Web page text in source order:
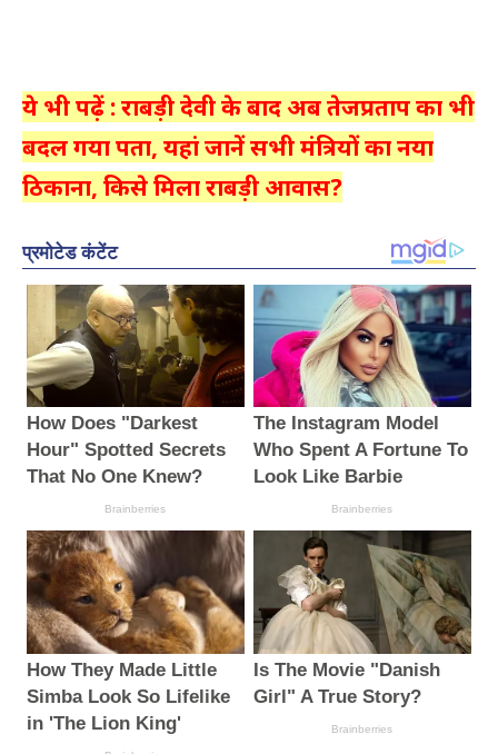
ये भी पढ़ें : राबड़ी देवी के बाद अब तेजप्रताप का भी
बदल गया पता, यहां जानें सभी मंत्रियों का नया
ठिकाना, किसे मिला राबड़ी आवास?